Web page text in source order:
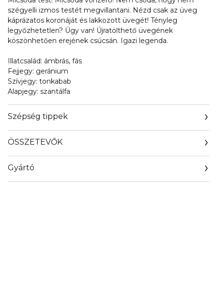
szégyelli izmos testét megvillantani. Nézd csak az üveg
káprázatos koronáját és lakkozott üvegét! Tényleg
legyőzhetetlen? Úgy van! Újratölthető üvegének
köszönhetően erejének csúcsán. Igazi legenda.
Illatcsalád: ámbrás, fás
Fejjegy: geránium
Szívjegy: tonkabab
Alapjegy: szantálfa
Szépség tippek
A ring legendája
ÖSSZETEVŐK
Gyártó